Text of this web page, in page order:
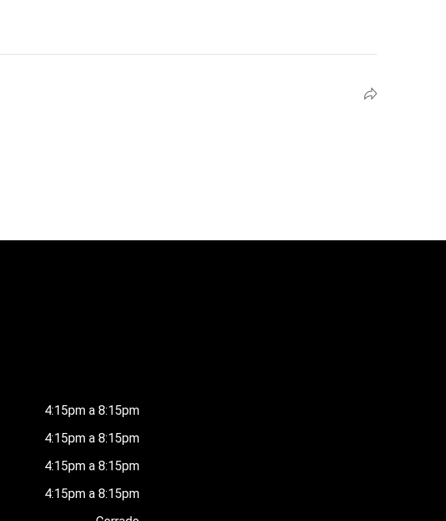
4:15pm a 8:15pm
4:15pm a 8:15pm
4:15pm a 8:15pm
4:15pm a 8:15pm